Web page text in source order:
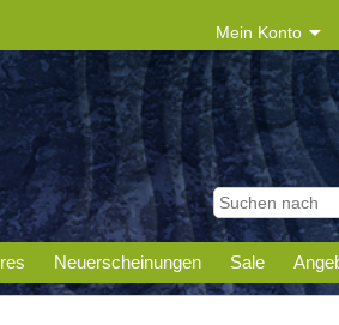
Mein Konto
Neuerscheinungen Sale